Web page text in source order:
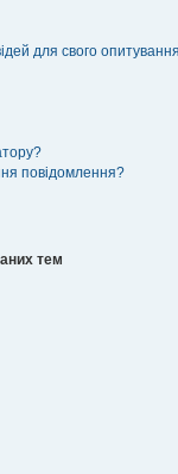
для свого
повідомлення?
тем